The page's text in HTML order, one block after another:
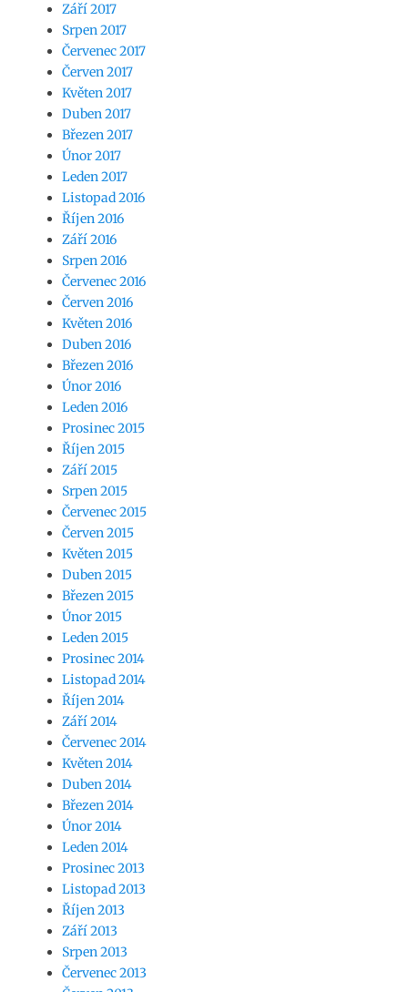
Září 2017
Srpen 2017
Červenec 2017
Červen 2017
Květen 2017
Duben 2017
Březen 2017
Únor 2017
Leden 2017
Listopad 2016
Říjen 2016
Září 2016
Srpen 2016
Červenec 2016
Červen 2016
Květen 2016
Duben 2016
Březen 2016
Únor 2016
Leden 2016
Prosinec 2015
Říjen 2015
Září 2015
Srpen 2015
Červenec 2015
Červen 2015
Květen 2015
Duben 2015
Březen 2015
Únor 2015
Leden 2015
Prosinec 2014
Listopad 2014
Říjen 2014
Září 2014
Červenec 2014
Květen 2014
Duben 2014
Březen 2014
Únor 2014
Leden 2014
Prosinec 2013
Listopad 2013
Říjen 2013
Září 2013
Srpen 2013
Červenec 2013